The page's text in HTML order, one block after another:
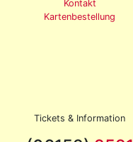
Kontakt
Kartenbestellung
Tickets & Information